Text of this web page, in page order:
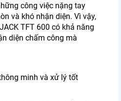
công việc nặng tay
và khó nhận diện. Vì vậy,
TFT 600 có khả năng
diện chấm công mà
minh và xử lý tốt